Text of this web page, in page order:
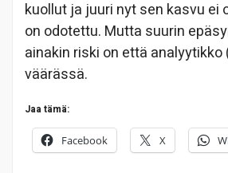
kuollut ja juuri nyt sen kasvu ei
on odotettu. Mutta suurin
ainakin riski on että analyytikko
väärässä.
Jaa tämä:
Facebook X